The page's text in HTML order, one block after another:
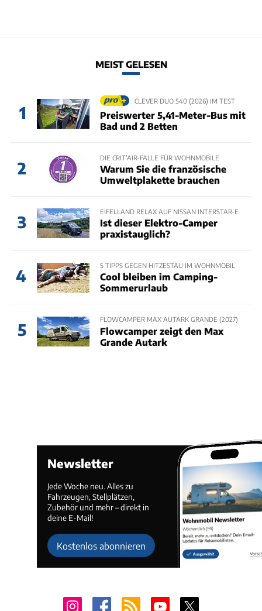
MEIST GELESEN
1
CLEVER DUO 540 (2026) IM TEST
Preiswerter 5,41-Meter-Bus mit
Bad und 2 Betten
2
DIE CRIT’AIR-FALLE FÜR WOHNMOBILE
Warum Sie die französische
Umweltplakette brauchen
3
EIFELLAND RELAX AUF NISSAN INTERSTAR-E
Ist dieser Elektro-Camper
praxistauglich?
4
5 TIPPS GEGEN HITZESTAU IM WOHNMOBIL
Cool bleiben im Camping-
Sommerurlaub
5
FLOWCAMPER MAX AUTARK GRANDE (2027)
Flowcamper zeigt den Max
Grande Autark
Newsletter
Jede Woche neu. Alles zu
Fahrzeugen, Stellplätzen,
Zubehör und mehr – direkt in
deine E-Mail!
Kostenlos abonnieren